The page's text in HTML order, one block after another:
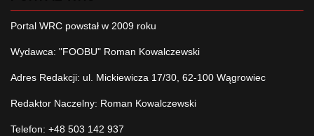
Portal WRC powstał w 2009 roku
Wydawca: "FOOBU" Roman Kowalczewski
Adres Redakcji: ul. Mickiewicza 17/30, 62-100 Wągrowiec
Redaktor Naczelny: Roman Kowalczewski
Telefon: +48 503 142 937